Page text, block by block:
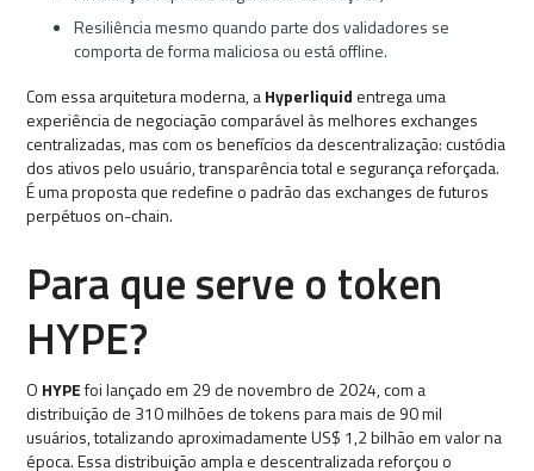
Resiliência mesmo quando parte dos validadores se
comporta de forma maliciosa ou está offline.
Com essa arquitetura moderna, aHyperliquid entrega uma
experiência de negociação comparável às melhores exchanges
centralizadas, mas com os benefícios da descentralização: custódia
dos ativos pelo usuário, transparência total e segurança reforçada.
É uma proposta que redefine o padrão das exchanges de futuros
perpétuos on-chain.
Para que serve o token
HYPE?
O HYPEfoi lançado em 29 de novembro de 2024, com a
distribuição de 310 milhões de tokens para mais de 90 mil
usuários, totalizando aproximadamente US$ 1,2 bilhão em valor na
época. Essa distribuição ampla e descentralizada reforçou o